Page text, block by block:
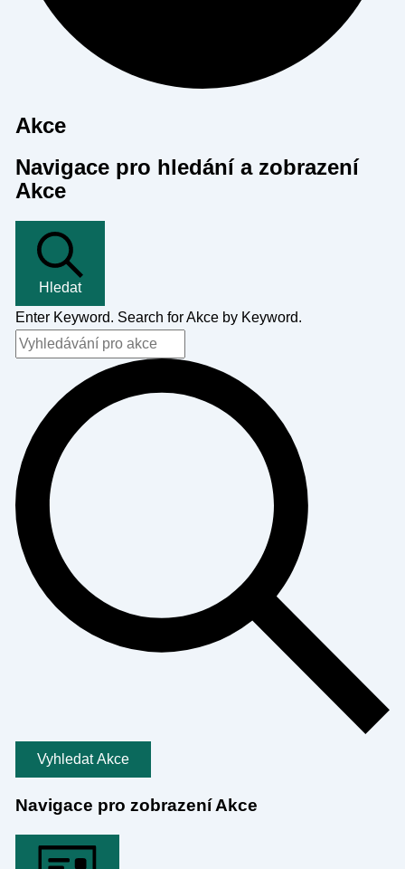
Akce
Navigace pro hledání a zobrazení
Akce
Hledat
Enter Keyword. Search for Akce by Keyword.
Vyhledat Akce
Navigace pro zobrazení Akce